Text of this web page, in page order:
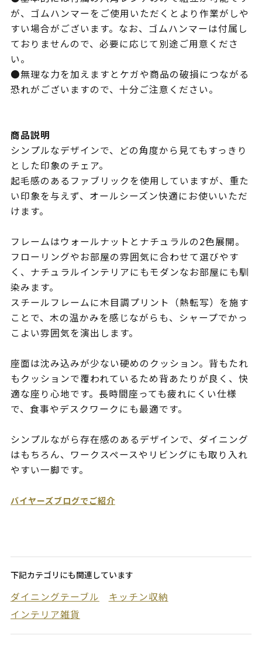
が、ゴムハンマーをご使用いただくとより作業がしや
すい場合がございます。なお、ゴムハンマーは付属し
ておりませんので、必要に応じて別途ご用意くださ
い。
●無理な力を加えますとケガや商品の破損につながる
恐れがございますので、十分ご注意ください。
商品説明
シンプルなデザインで、どの角度から見てもすっきり
とした印象のチェア。
起毛感のあるファブリックを使用していますが、重た
い印象を与えず、オールシーズン快適にお使いいただ
けます。
フレームはウォールナットとナチュラルの2色展開。
フローリングやお部屋の雰囲気に合わせて選びやす
く、ナチュラルインテリアにもモダンなお部屋にも馴
染みます。
スチールフレームに木目調プリント（熱転写）を施す
ことで、木の温かみを感じながらも、シャープでかっ
こよい雰囲気を演出します。
座面は沈み込みが少ない硬めのクッション。背もたれ
もクッションで覆われているため背あたりが良く、快
適な座り心地です。長時間座っても疲れにくい仕様
で、食事やデスクワークにも最適です。
シンプルながら存在感のあるデザインで、ダイニング
はもちろん、ワークスペースやリビングにも取り入れ
やすい一脚です。
バイヤーズブログでご紹介
下記カテゴリにも関連しています
ダイニングテーブル
キッチン収納
インテリア雑貨